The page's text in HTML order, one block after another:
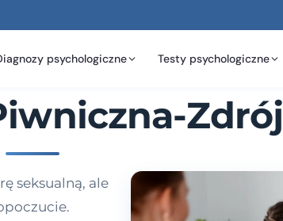
psychologiczne Testy psychologiczne
Zdrój
seksualną, ale